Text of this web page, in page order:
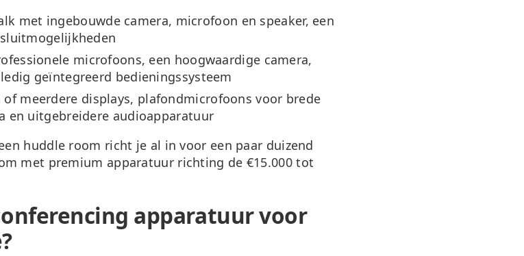
met ingebouwde camera, microfoon en speaker, een
microfoons, een hoogwaardige camera,
geïntegreerd bedieningssysteem
meerdere displays, plafondmicrofoons voor brede
en uitgebreidere audioapparatuur
huddle room richt je al in voor een paar duizend
met premium apparatuur richting de €15.000 tot
apparatuur voor